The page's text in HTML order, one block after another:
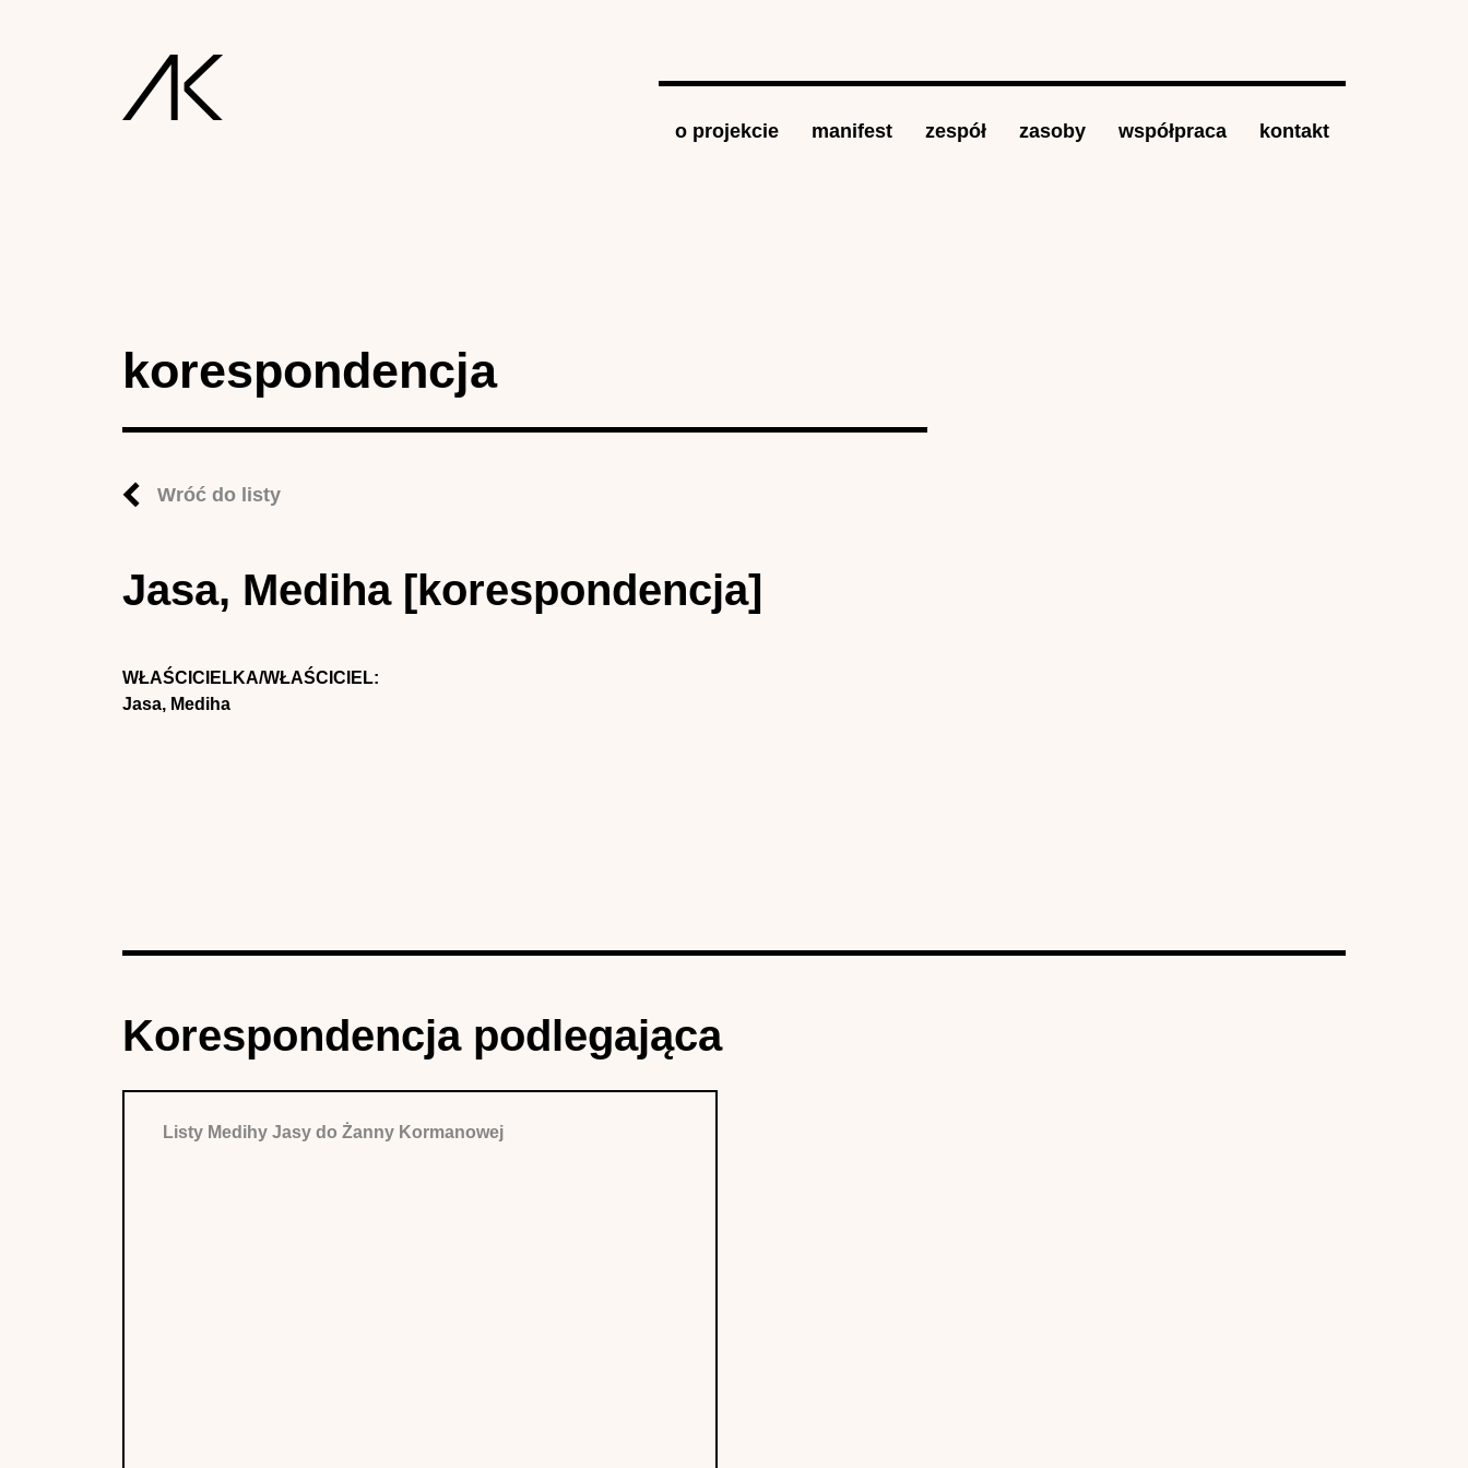
o projekcie manifest zespół zasoby współpraca kontakt
korespondencja
Wróć do listy
Jasa, Mediha [korespondencja]
WŁAŚCICIELKA/WŁAŚCICIEL:
Jasa, Mediha
Korespondencja podlegająca
Listy Medihy Jasy do Żanny Kormanowej